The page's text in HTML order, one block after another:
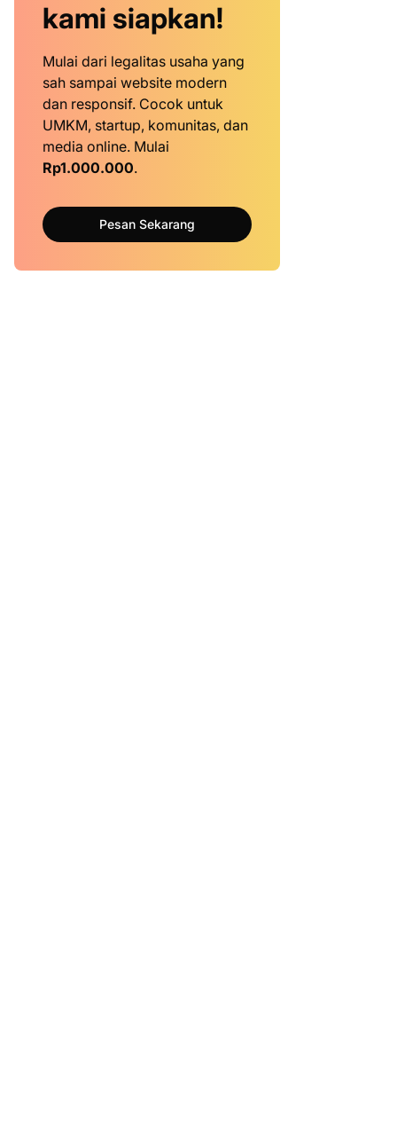
kami siapkan!
Mulai dari legalitas usaha yang
sah sampai website modern
dan responsif. Cocok untuk
UMKM, startup, komunitas, dan
media online. Mulai
Rp1.000.000.
Pesan Sekarang